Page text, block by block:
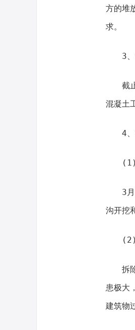
方的堆
求。
3
截
混凝土
4
3
沟开挖
拆
患极大
建筑物